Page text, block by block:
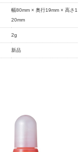
幅80mm × 奥行19mm × 高さ1
20mm
2g
新品